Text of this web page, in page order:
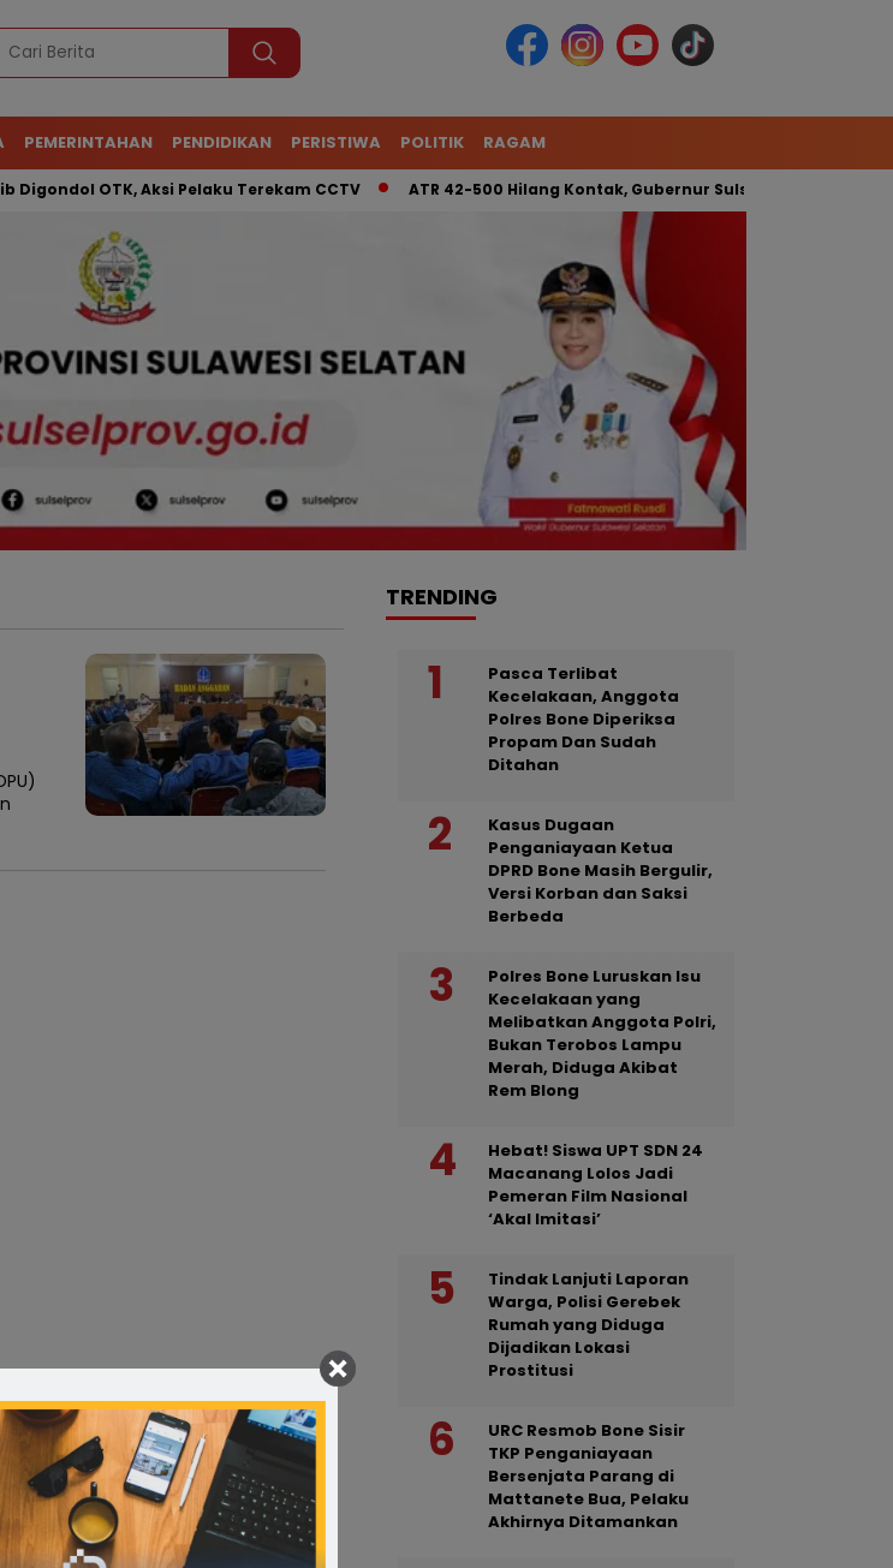
PEMERINTAHAN PENDIDIKAN PERISTIWA POLITIK RAGAM
OTK, Aksi Pelaku Terekam CCTV ATR 42-500 Hilang Kontak, Gubernur Sulsel: Kita Kerahkan Tim
TRENDING
Pasca Terlibat
Kecelakaan, Anggota
Polres Bone Diperiksa
Propam Dan Sudah
Ditahan
Kasus Dugaan
Penganiayaan Ketua
DPRD Bone Masih Bergulir,
Versi Korban dan Saksi
Berbeda
Polres Bone Luruskan Isu
Kecelakaan yang
Melibatkan Anggota Polri,
Bukan Terobos Lampu
Merah, Diduga Akibat
Rem Blong
Hebat! Siswa UPT SDN 24
Macanang Lolos Jadi
Pemeran Film Nasional
‘Akal Imitasi’
Tindak Lanjuti Laporan
Warga, Polisi Gerebek
Rumah yang Diduga
Dijadikan Lokasi
Prostitusi
URC Resmob Bone Sisir
TKP Penganiayaan
Bersenjata Parang di
Mattanete Bua, Pelaku
Akhirnya Ditamankan